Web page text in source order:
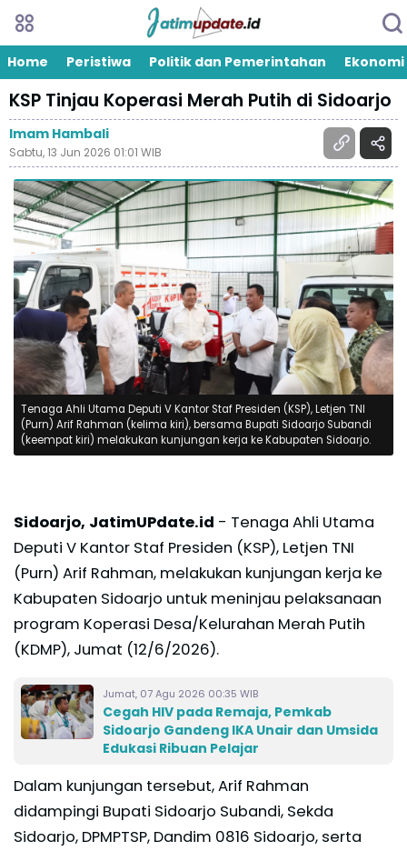
Home Peristiwa Politik dan Pemerintahan Ekonomi
KSP Tinjau Koperasi Merah Putih di Sidoarjo
Imam Hambali
Sabtu, 13 Jun 2026 01:01 WIB
Tenaga Ahli Utama Deputi V Kantor Staf Presiden (KSP), Letjen TNI
(Purn) Arif Rahman (kelima kiri), bersama Bupati Sidoarjo Subandi
(keempat kiri) melakukan kunjungan kerja ke Kabupaten Sidoarjo.
Sidoarjo, JatimUPdate.id - Tenaga Ahli Utama
Deputi V Kantor Staf Presiden (KSP), Letjen TNI
(Purn) Arif Rahman, melakukan kunjungan kerja ke
Kabupaten Sidoarjo untuk meninjau pelaksanaan
program Koperasi Desa/Kelurahan Merah Putih
(KDMP), Jumat (12/6/2026).
Jumat, 07 Agu 2026 00:35 WIB
Cegah HIV pada Remaja, Pemkab
Sidoarjo Gandeng IKA Unair dan Umsida
Edukasi Ribuan Pelajar
Dalam kunjungan tersebut, Arif Rahman
didampingi Bupati Sidoarjo Subandi, Sekda
Sidoarjo, DPMPTSP, Dandim 0816 Sidoarjo, serta